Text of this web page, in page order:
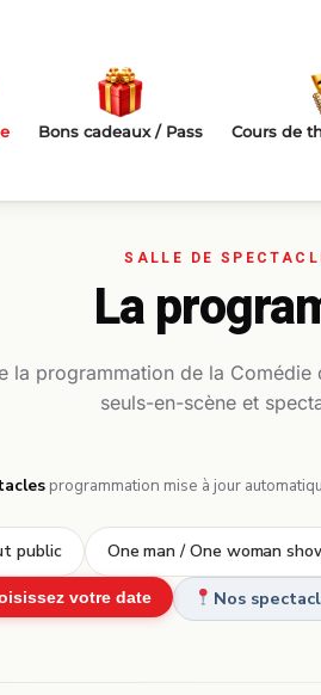
Bons cadeaux / Pass Cours de
La
la programmation de la Comédie
seuls-en-scène et
· programmation mise à jour
public One man / One woman
votre date Nos